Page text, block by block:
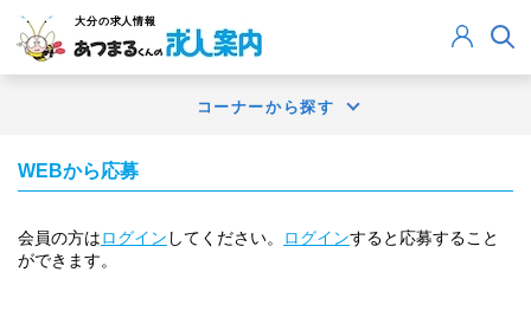
大分の求人情報
コーナーから探す
WEBから応募
会員の方はログイン してください。 ログインすると応募すること
ができます。